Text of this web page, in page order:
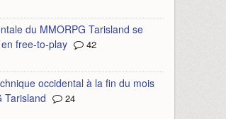
du MMORPG Tarisland se
free-to-play
42
occidental à la fin du mois
Tarisland
24